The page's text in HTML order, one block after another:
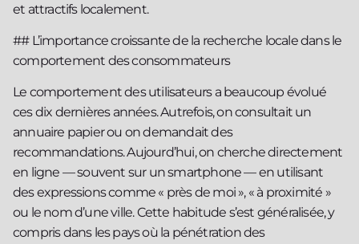
et attractifs localement.
## L’importance croissante de la recherche locale dans le
comportement des consommateurs
Le comportement des utilisateurs a beaucoup évolué
ces dix dernières années. Autrefois, on consultait un
annuaire papier ou on demandait des
recommandations. Aujourd’hui, on cherche directement
en ligne — souvent sur un smartphone — en utilisant
des expressions comme « près de moi », « à proximité »
ou le nom d’une ville. Cette habitude s’est généralisée, y
compris dans les pays où la pénétration des